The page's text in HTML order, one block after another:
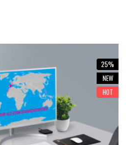
Online Kurs A1-1 hat 5
25%
NEW
HOT